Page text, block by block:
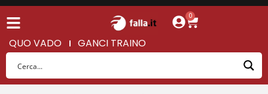
0
QUO VADO GANCI TRAINO